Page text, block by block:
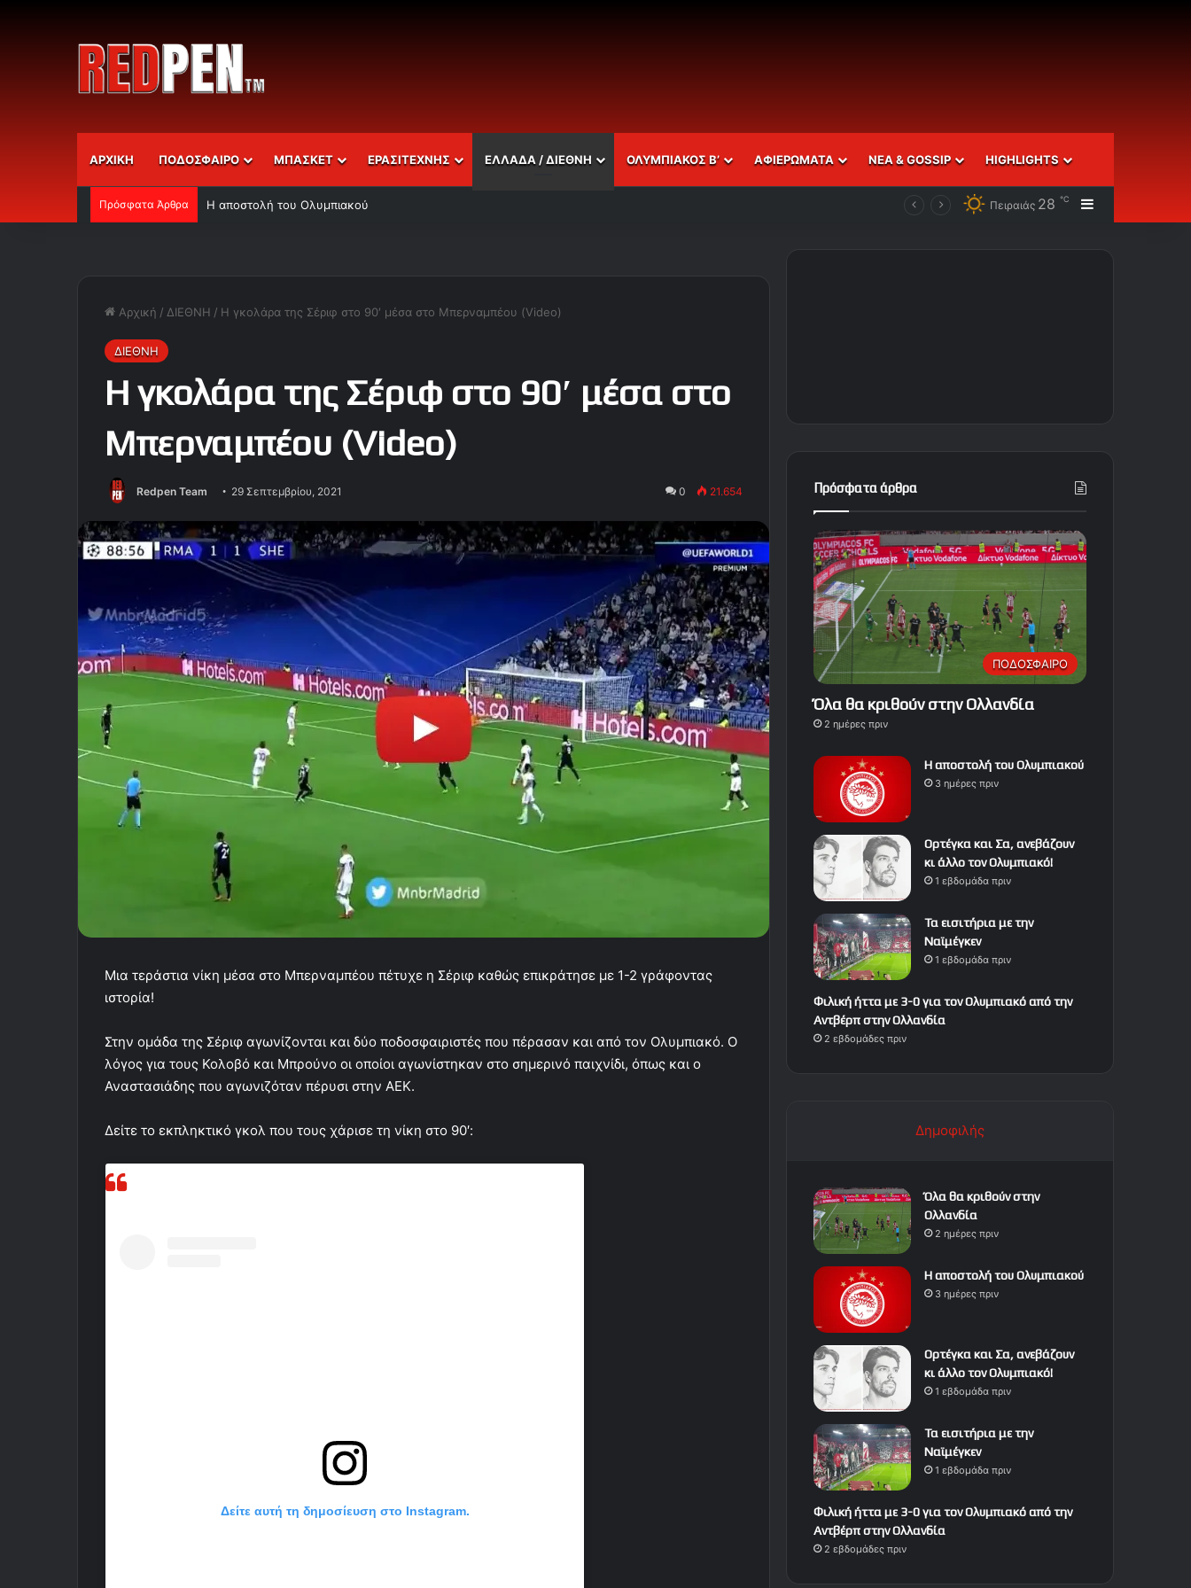
ΑΡΧΙΚΗ ΠΟΔΟΣΦΑΙΡΟ ΜΠΑΣΚΕΤ ΕΡΑΣΙΤΕΧΝΗΣ ΕΛΛΑΔΑ / ΔΙΕΘΝΗ ΟΛΥΜΠΙΑΚΟΣ Β’ ΑΦΙΕΡΩΜΑΤΑ ΝΕΑ & GOSSIP HIGHLIGHTS
Πρόσφατα Άρθρα Η αποστολή του Ολυμπιακού Πειραιάς 28 ℃ Sidebar
Αρχική / ΔΙΕΘΝΗ / Η γκολάρα της Σέριφ στο 90′ μέσα στο Μπερναμπέου (Video)
ΔΙΕΘΝΗ
Η γκολάρα της Σέριφ στο 90′ μέσα στο
Μπερναμπέου (Video)
Redpen Team 29 Σεπτεμβρίου, 2021 0 21.654
Μια τεράστια νίκη μέσα στο Μπερναμπέου πέτυχε η Σέριφ καθώς επικράτησε με 1-2 γράφοντας
ιστορία!
Στην ομάδα της Σέριφ αγωνίζονται και δύο ποδοσφαιριστές που πέρασαν και από τον Ολυμπιακό. Ο
λόγος για τους Κολοβό και Μπρούνο οι οποίοι αγωνίστηκαν στο σημερινό παιχνίδι, όπως και ο
Αναστασιάδης που αγωνιζόταν πέρυσι στην ΑΕΚ.
Δείτε το εκπληκτικό γκολ που τους χάρισε τη νίκη στο 90′:
Δείτε αυτή τη δημοσίευση στο Instagram.
Πρόσφατα άρθρα
ΠΟΔΟΣΦΑΙΡΟ
Όλα θα κριθούν στην Ολλανδία
2 ημέρες πριν
Η αποστολή του Ολυμπιακού
3 ημέρες πριν
Ορτέγκα και Σα, ανεβάζουν
κι άλλο τον Ολυμπιακό!
1 εβδομάδα πριν
Τα εισιτήρια με την
Ναϊμέγκεν
1 εβδομάδα πριν
Φιλική ήττα με 3-0 για τον Ολυμπιακό από την
Αντβέρπ στην Ολλανδία
2 εβδομάδες πριν
Δημοφιλής
Όλα θα κριθούν στην
Ολλανδία
2 ημέρες πριν
Η αποστολή του Ολυμπιακού
3 ημέρες πριν
Ορτέγκα και Σα, ανεβάζουν
κι άλλο τον Ολυμπιακό!
1 εβδομάδα πριν
Τα εισιτήρια με την
Ναϊμέγκεν
1 εβδομάδα πριν
Φιλική ήττα με 3-0 για τον Ολυμπιακό από την
Αντβέρπ στην Ολλανδία
2 εβδομάδες πριν